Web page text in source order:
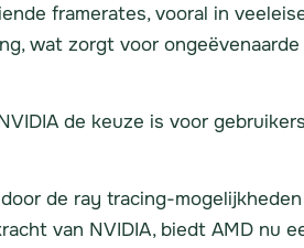
framerates, vooral in
wat zorgt voor
de keuze is voor
de ray tracing-
van NVIDIA, biedt AMD nu